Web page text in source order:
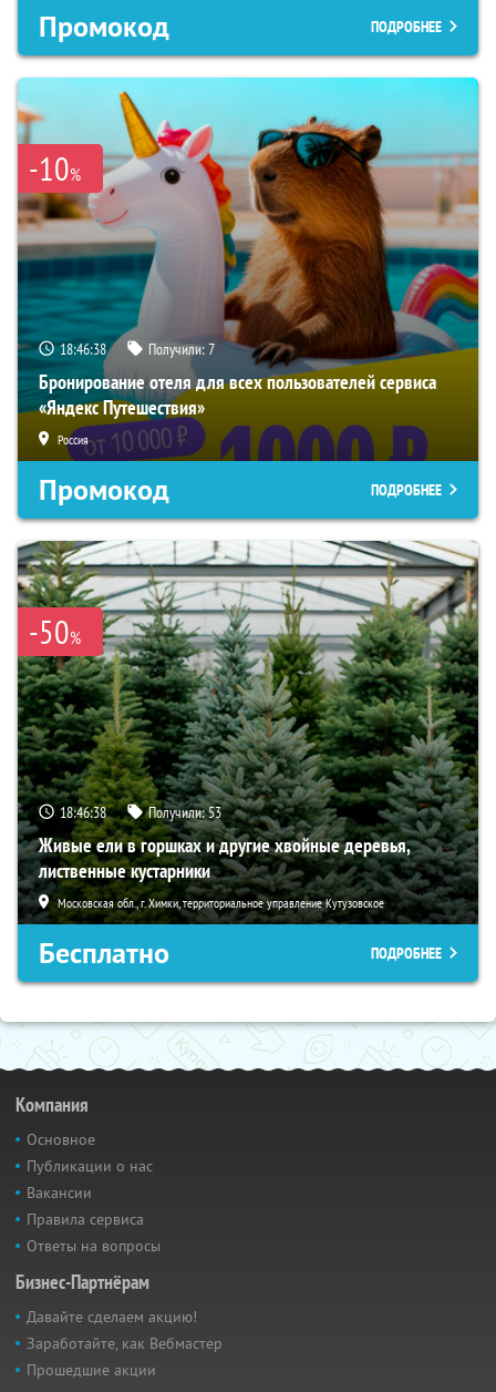
Промокод ПОДРОБНЕЕ
-10%
18:46:37 Получили:7
Бронирование отеля для всех пользователей сервиса
«Яндекс Путешествия»
Россия
Промокод ПОДРОБНЕЕ
-50%
18:46:37 Получили:53
Живые ели в горшках и другие хвойные деревья,
лиственные кустарники
Московская обл., г. Химки, территориальное управление Кутузовское
Бесплатно ПОДРОБНЕЕ
Компания
Основное
Публикации о нас
Вакансии
Правила сервиса
Ответы на вопросы
Бизнес-Партнёрам
Давайте сделаем акцию!
Заработайте, как Вебмастер
Прошедшие акции